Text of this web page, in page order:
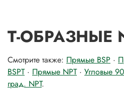
T-ОБРАЗНЫЕ
Смотрите также: Прямые BSP ·
BSPT· Прямые NPT· Угловые
град. NPT.